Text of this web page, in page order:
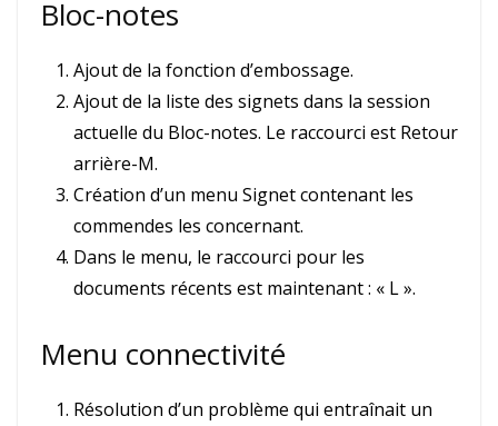
Bloc-notes
Ajout de la fonction d’embossage.
Ajout de la liste des signets dans la session
actuelle du Bloc-notes. Le raccourci est Retour
arrière-M.
Création d’un menu Signet contenant les
commendes les concernant.
Dans le menu, le raccourci pour les
documents récents est maintenant : « L ».
Menu connectivité
Résolution d’un problème qui entraînait un